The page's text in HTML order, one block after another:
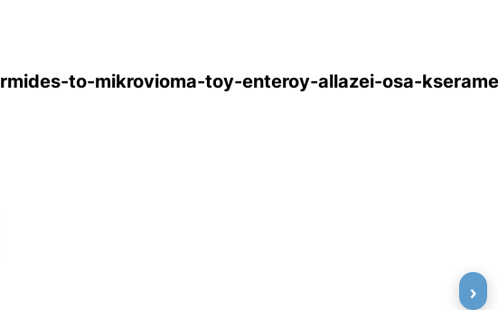
to-mikrovioma-toy-enteroy-allazei-osa-
›